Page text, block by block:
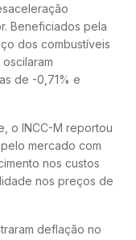
Beneficiados pela
dos combustíveis
de -0,71% e
o INCC-M reportou
mercado com
nos custos
nos preços de
deflação no